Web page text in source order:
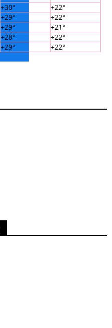
+30° +22°
+29° +22°
+29° +21°
+28° +22°
+29° +22°